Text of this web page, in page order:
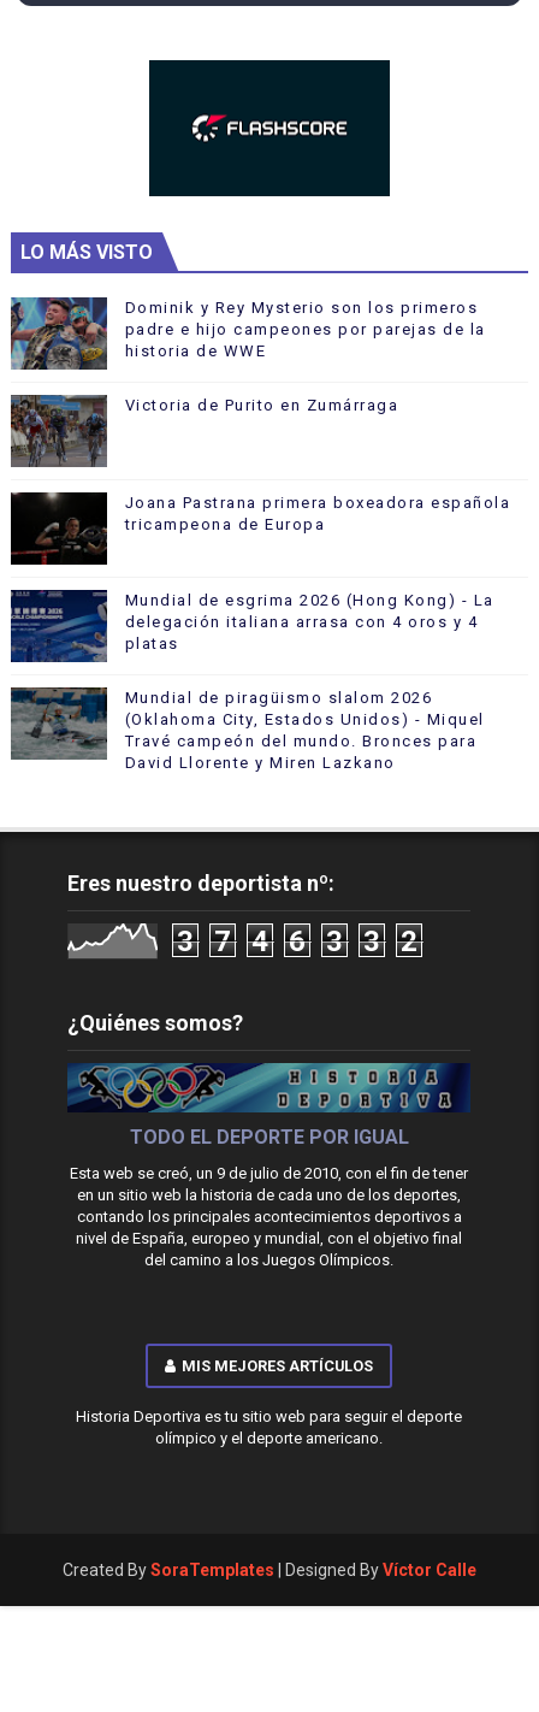
LO MÁS VISTO
Dominik y Rey Mysterio son los primeros
padre e hijo campeones por parejas de la
historia de WWE
Victoria de Purito en Zumárraga
Joana Pastrana primera boxeadora española
tricampeona de Europa
Mundial de esgrima 2026 (Hong Kong) - La
delegación italiana arrasa con 4 oros y 4
platas
Mundial de piragüismo slalom 2026
(Oklahoma City, Estados Unidos) - Miquel
Travé campeón del mundo. Bronces para
David Llorente y Miren Lazkano
Eres nuestro deportista nº:
3 7 4 6 3 3 2
¿Quiénes somos?
TODO EL DEPORTE POR IGUAL
Esta web se creó, un 9 de julio de 2010, con el fin de tener
en un sitio web la historia de cada uno de los deportes,
contando los principales acontecimientos deportivos a
nivel de España, europeo y mundial, con el objetivo final
del camino a los Juegos Olímpicos.
MIS MEJORES ARTÍCULOS
Historia Deportiva es tu sitio web para seguir el deporte
olímpico y el deporte americano.
Created BySoraTemplates | Designed ByVíctor Calle